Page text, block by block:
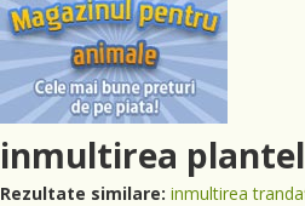
inmultirea
Rezultate similare: inmultirea